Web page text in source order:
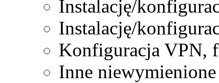
Instalację/
Instalację/
Konfiguracja VPN,
Inne